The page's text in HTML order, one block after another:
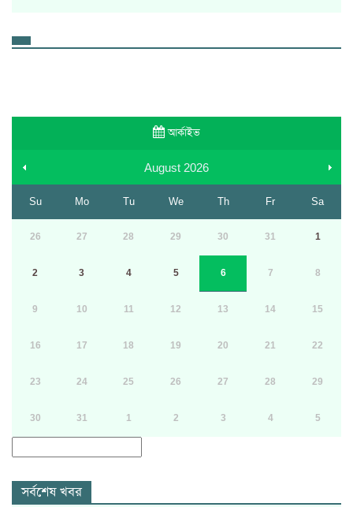
আর্কাইভ
August 2026
Su Mo Tu We Th Fr Sa
26 27 28 29 30 31 1
2 3 4 5 6 7 8
9 10 11 12 13 14 15
16 17 18 19 20 21 22
23 24 25 26 27 28 29
30 31 1 2 3 4 5
সর্বশেষ খবর